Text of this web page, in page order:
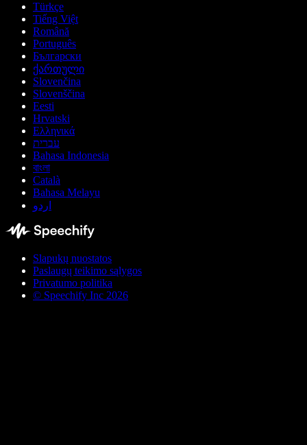
Türkçe
Tiếng Việt
Română
Português
Български
ქართული
Slovenčina
Slovenščina
Eesti
Hrvatski
Ελληνικά
עברית
Bahasa Indonesia
বাংলা
Català
Bahasa Melayu
اردو
Slapukų nuostatos
Paslaugų teikimo sąlygos
Privatumo politika
© Speechify Inc 2026